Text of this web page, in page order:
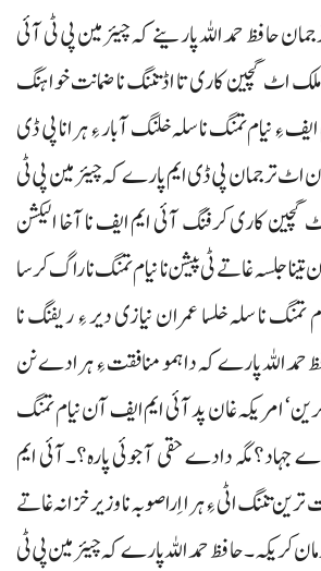
حافظ حمداللہ پارینے کہ چیئرمین پی ٹی آئی
اٹ گچین کاری تا اڈ تننگ نا ضمانت خواہنگ
ءِ نیام تمنگ نا سلہ خلنگ آبار ءِ ہرانا پی ڈی
اٹ ترجمان پی ڈی ایم پارے کہ چیئرمین پی ٹی
کاری کرفنگ آئی ایم ایف نا آخا الیکشن
تینا جلسہ غاتے ٹی پیشن نا نیام تمنگ نا راگ کرسا
نا سلہ خلسا عمران نیازی دیر ءِ ریفنگ نا
حمداللہ پارے کہ دا ہمو منافقت ءِ ہرادے نن
امریکہ غان پد آئی ایم ایف آن نیام تمنگ
جہاد؟ مگہ دادے حقی آجوئی پارہ؟۔آئی ایم
تننگ اٹی ءِ ہرا اِرا صوبہ نا وزیرخزانہ غاتے
کریکہ۔ حافظ حمداللہ پارے کہ چیئرمین پی ٹی